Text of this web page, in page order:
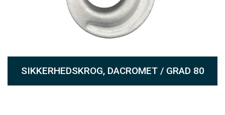
SIKKERHEDSKROG, DACROMET / GRAD 80